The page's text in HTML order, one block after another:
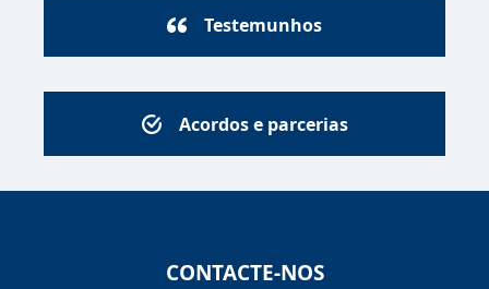
Testemunhos
Acordos e parcerias
CONTACTE-NOS